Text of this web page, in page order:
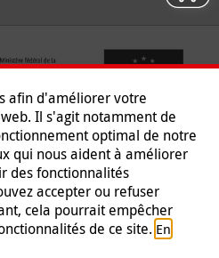
afin d'améliorer votre
Il s'agit notamment de
optimal de notre
qui nous aident à améliorer
des fonctionnalités
accepter ou refuser
cela pourrait empêcher
de ce site. En